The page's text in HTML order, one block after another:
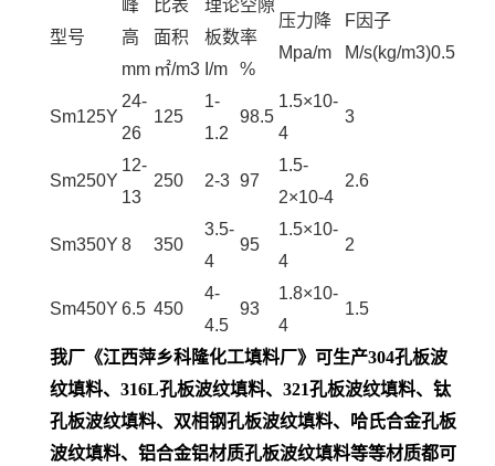
型号
峰
高
mm
比表
面积
㎡/m3
理论
板数
I/m
空隙
率
%
压力降
Mpa/m
F因子
M/s(kg/m3)0.5
Sm125Y
24-
26
125
1-
1.2
98.5
1.5×10-
4
3
Sm250Y
12-
13
250 2-3 97
1.5-
2×10-4
2.6
Sm350Y 8 350
3.5-
4
95
1.5×10-
4
2
Sm450Y 6.5 450
4-
4.5
93
1.8×10-
4
1.5
我厂《江西萍乡科隆化工填料厂》可生产304孔板波
纹填料、316L孔板波纹填料、321孔板波纹填料、钛
孔板波纹填料、双相钢孔板波纹填料、哈氏合金孔板
波纹填料、铝合金铝材质孔板波纹填料等等材质都可